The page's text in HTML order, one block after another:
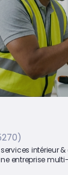
intérieur
entreprise